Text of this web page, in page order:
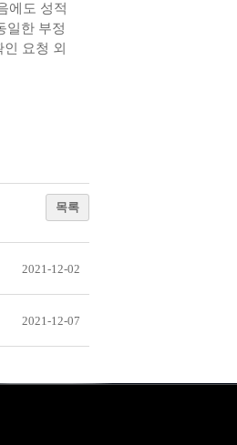
에도 성적
일한 부정
인 요청 외
목록
2021-12-02
2021-12-07